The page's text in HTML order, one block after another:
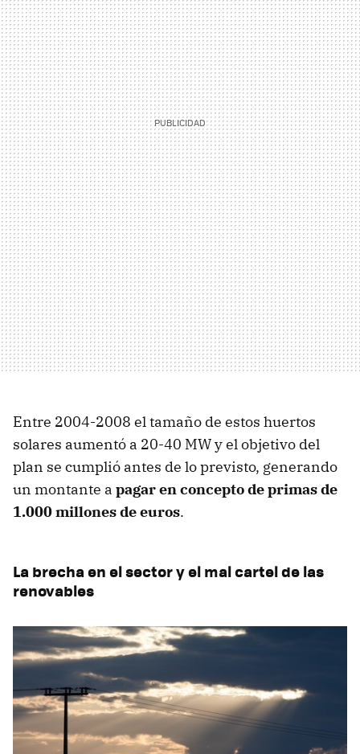
Entre 2004-2008 el tamaño de estos huertos
solares aumentó a 20-40 MW y el objetivo del
plan se cumplió antes de lo previsto, generando
un montante a pagar en concepto de primas de
1.000 millones de euros.
La brecha en el sector y el mal cartel de las
renovables